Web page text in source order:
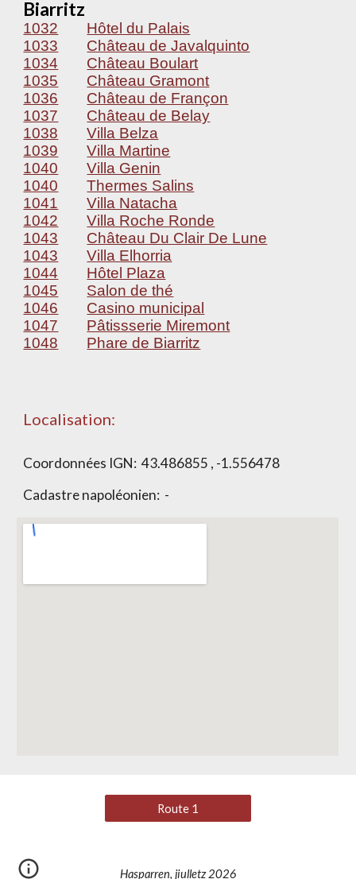
Biarritz
1032
Hôtel du Palais
1033
Château de Javalquinto
1034
Château Boulart
1035
Château Gramont
1036
Château de Françon
1037
Château de Belay
1038
Villa Belza
1039
Villa Martine
1040
Villa Genin
1040
Thermes Salins
1041
Villa Natacha
1042
Villa Roche Ronde
1043
Château Du Clair De Lune
1043
Villa Elhorria
1044
Hôtel Plaza
1045
Salon de thé
1046
Casino municipal
1047
Pâtissserie Miremont
1048
Phare de Biarritz
Localisation:
Coordonnées IGN:43.486855 , -1.556478
Cadastre napoléonien: -
Route 1
Hasparren, jiulletz 2026